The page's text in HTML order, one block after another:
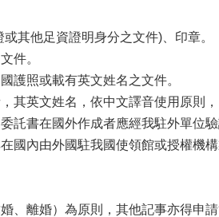
其他足資證明身分之文件)、印章。
件。
護照或載有英文姓名之文件。
其英文姓名，依中文譯音使用原則
託書在國外作成者應經我駐外單位
國內由外國駐我國使領館或授權機構
、離婚）為原則，其他記事亦得申